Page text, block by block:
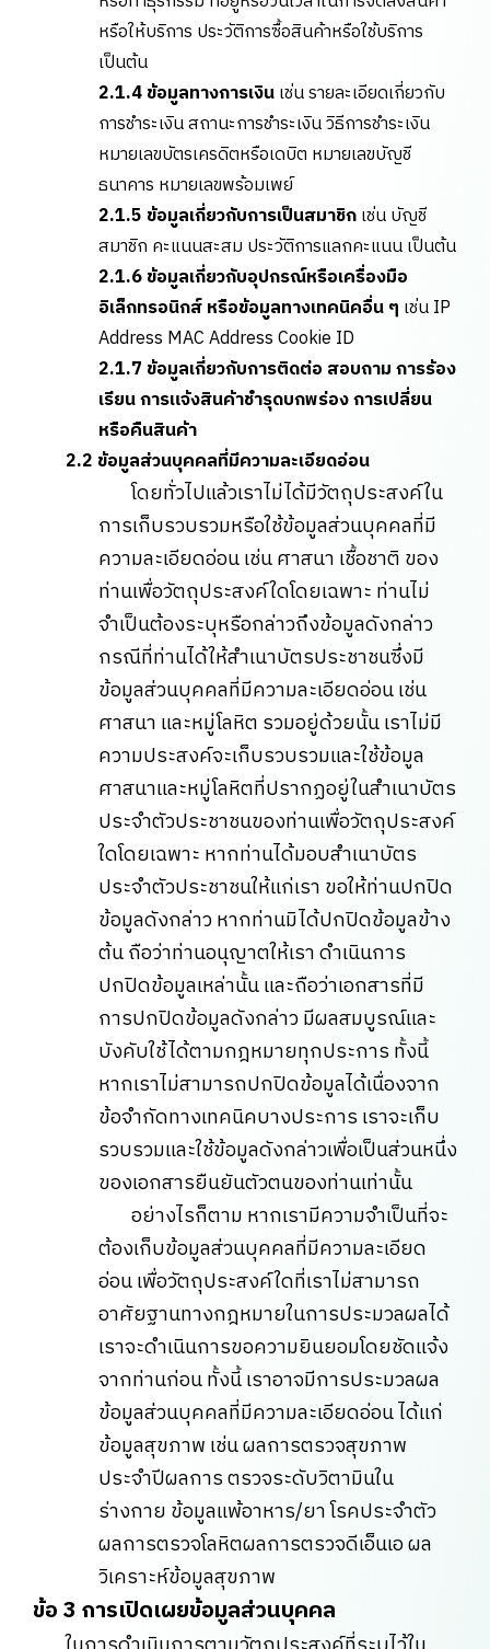
หรือให้บริการ ประวัติการซื้อสินค้าหรือใช้บริการ
เป็นต้น
2.1.4 ข้อมูลทางการเงินเช่น รายละเอียดเกี่ยวกับ
การชำระเงิน สถานะการชำระเงิน วิธีการชำระเงิน
หมายเลขบัตรเครดิตหรือเดบิต หมายเลขบัญชี
ธนาคาร หมายเลขพร้อมเพย์
2.1.5 ข้อมูลเกี่ยวกับการเป็นสมาชิกเช่น บัญชี
สมาชิก คะแนนสะสม ประวัติการแลกคะแนน เป็นต้น
2.1.6 ข้อมูลเกี่ยวกับอุปกรณ์หรือเครื่องมือ
อิเล็กทรอนิกส์ หรือข้อมูลทางเทคนิคอื่น ๆ เช่น IP
Address MAC Address Cookie ID
2.1.7 ข้อมูลเกี่ยวกับการติดต่อ สอบถาม การร้อง
เรียน การแจ้งสินค้าชำรุดบกพร่อง การเปลี่ยน
หรือคืนสินค้า
2.2 ข้อมูลส่วนบุคคลที่มีความละเอียดอ่อน
โดยทั่วไปแล้วเราไม่ได้มีวัตถุประสงค์ใน
การเก็บรวบรวมหรือใช้ข้อมูลส่วนบุคคลที่มี
ความละเอียดอ่อน เช่น ศาสนา เชื้อชาติ ของ
ท่านเพื่อวัตถุประสงค์ใดโดยเฉพาะ ท่านไม่
จำเป็นต้องระบุหรือกล่าวถึงข้อมูลดังกล่าว
กรณีที่ท่านได้ให้สำเนาบัตรประชาชนซึ่งมี
ข้อมูลส่วนบุคคลที่มีความละเอียดอ่อน เช่น
ศาสนา และหมู่โลหิต รวมอยู่ด้วยนั้น เราไม่มี
ความประสงค์จะเก็บรวบรวมและใช้ข้อมูล
ศาสนาและหมู่โลหิตที่ปรากฏอยู่ในสำเนาบัตร
ประจำตัวประชาชนของท่านเพื่อวัตถุประสงค์
ใดโดยเฉพาะ หากท่านได้มอบสำเนาบัตร
ประจำตัวประชาชนให้แก่เรา ขอให้ท่านปกปิด
ข้อมูลดังกล่าว หากท่านมิได้ปกปิดข้อมูลข้าง
ต้น ถือว่าท่านอนุญาตให้เรา ดำเนินการ
ปกปิดข้อมูลเหล่านั้น และถือว่าเอกสารที่มี
การปกปิดข้อมูลดังกล่าว มีผลสมบูรณ์และ
บังคับใช้ได้ตามกฎหมายทุกประการ ทั้งนี้
หากเราไม่สามารถปกปิดข้อมูลได้เนื่องจาก
ข้อจำกัดทางเทคนิคบางประการ เราจะเก็บ
รวบรวมและใช้ข้อมูลดังกล่าวเพื่อเป็นส่วนหนึ่ง
ของเอกสารยืนยันตัวตนของท่านเท่านั้น
อย่างไรก็ตาม หากเรามีความจำเป็นที่จะ
ต้องเก็บข้อมูลส่วนบุคคลที่มีความละเอียด
อ่อน เพื่อวัตถุประสงค์ใดที่เราไม่สามารถ
อาศัยฐานทางกฎหมายในการประมวลผลได้
เราจะดำเนินการขอความยินยอมโดยชัดแจ้ง
จากท่านก่อน ทั้งนี้ เราอาจมีการประมวลผล
ข้อมูลส่วนบุคคลที่มีความละเอียดอ่อน ได้แก่
ข้อมูลสุขภาพ เช่น ผลการตรวจสุขภาพ
ประจำปีผลการ ตรวจระดับวิตามินใน
ร่างกาย ข้อมูลแพ้อาหาร/ยา โรคประจำตัว
ผลการตรวจโลหิตผลการตรวจดีเอ็นเอ ผล
วิเคราะห์ข้อมูลสุขภาพ
ข้อ 3 การเปิดเผยข้อมูลส่วนบุคคล